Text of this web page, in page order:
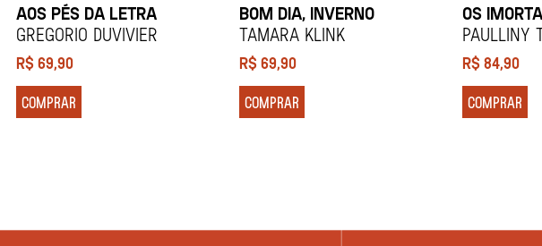
AOS PÉS DA LETRA
Gregorio Duvivier
R$69,90
COMPRAR
BOM DIA, INVERNO
Tamara Klink
R$69,90
COMPRAR
OS
Paulliny
R$84,90
COMPRAR